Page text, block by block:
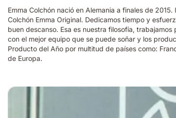
Emma Colchón nació en Alemania a finales de
Colchón Emma Original. Dedicamos tiempo y
buen descanso. Esa es nuestra filosofía,
con el mejor equipo que se puede soñar y los
Producto del Año por multitud de países como:
de Europa.